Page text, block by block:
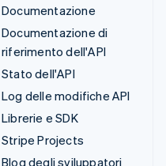
Documentazione
Documentazione di
riferimento dell'API
Stato dell'API
Log delle modifiche API
Librerie e SDK
Stripe Projects
Blog degli sviluppatori